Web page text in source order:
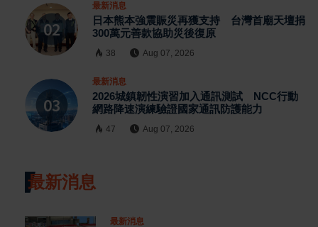
最新消息
日本熊本強震賑災再獲支持 台灣首廟天壇捐
300萬元善款協助災後復原
38 Aug 07, 2026
最新消息
2026城鎮韌性演習加入通訊測試 NCC行動
網路降速演練驗證國家通訊防護能力
47 Aug 07, 2026
最新消息
最新消息